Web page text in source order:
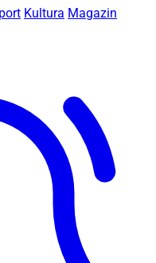
Kultura Magazin